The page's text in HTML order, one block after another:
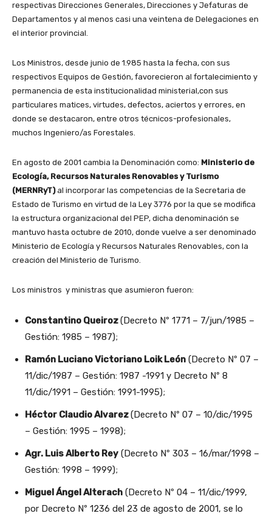
respectivas Direcciones Generales, Direcciones y Jefaturas de
Departamentos y al menos casi una veintena de Delegaciones en
el interior provincial.
Los Ministros, desde junio de 1.985 hasta la fecha, con sus
respectivos Equipos de Gestión, favorecieron al fortalecimiento y
permanencia de esta institucionalidad ministerial,con sus
particulares matices, virtudes, defectos, aciertos y errores, en
donde se destacaron, entre otros técnicos-profesionales,
muchos Ingeniero/as Forestales.
En agosto de 2001 cambia la Denominación como: Ministerio de
Ecología, Recursos Naturales Renovables y Turismo
(MERNRyT)al incorporar las competencias de la Secretaria de
Estado de Turismo en virtud de la Ley 3776 por la que se modifica
la estructura organizacional del PEP, dicha denominación se
mantuvo hasta octubre de 2010, donde vuelve a ser denominado
Ministerio de Ecología y Recursos Naturales Renovables, con la
creación del Ministerio de Turismo.
Los ministros y ministras que asumieron fueron:
Constantino Queiroz(Decreto Nº 1771 – 7/jun/1985 –
Gestión: 1985 – 1987);
Ramón Luciano Victoriano Loik León (Decreto Nº 07 –
11/dic/1987 – Gestión: 1987 -1991 y Decreto Nº 8
11/dic/1991 – Gestión: 1991-1995);
Héctor Claudio Alvarez(Decreto Nº 07 – 10/dic/1995
– Gestión: 1995 – 1998);
Agr. Luis Alberto Rey (Decreto Nº 303 – 16/mar/1998 –
Gestión: 1998 – 1999);
Miguel Ángel Alterach (Decreto Nº 04 – 11/dic/1999,
por Decreto Nº 1236 del 23 de agosto de 2001, se lo